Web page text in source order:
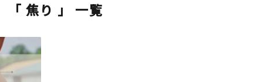
「 焦り 」 一覧